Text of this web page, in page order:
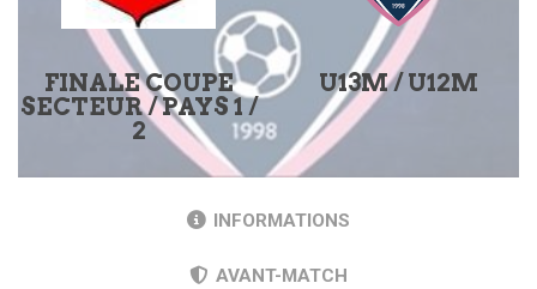
FINALE COUPE
SECTEUR / PAYS 1 /
2
U13M / U12M
INFORMATIONS
AVANT-MATCH